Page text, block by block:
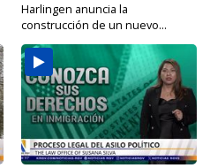
Harlingen anuncia la
construcción de un nuevo...